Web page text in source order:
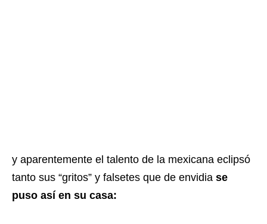
y aparentemente el talento de la mexicana eclipsó
tanto sus “gritos” y falsetes que de envidia se
puso así en su casa: